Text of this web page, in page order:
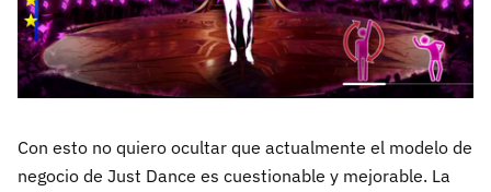
Con esto no quiero ocultar que actualmente el modelo de
negocio de Just Dance es cuestionable y mejorable. La